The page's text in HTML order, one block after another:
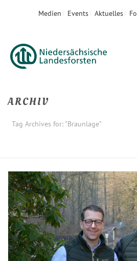
Medien Events Aktuelles
ARCHIV
Tag Archives for: "Braunlage"